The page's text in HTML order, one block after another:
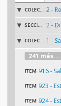
COLECCIÓN 2 -
SECCIÓN 2 -
COLECCIÓN 1 -
241 más...
ITEM 916 -
ITEM 923 -
ITEM 924 -